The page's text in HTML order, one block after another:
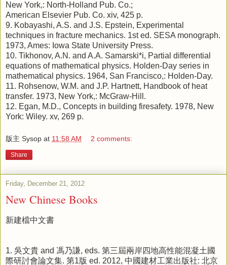
New York,: North-Holland Pub. Co.;
American Elsevier Pub. Co. xiv, 425 p.
9. Kobayashi, A.S. and J.S. Epstein, Experimental
techniques in fracture mechanics. 1st ed. SESA monograph.
1973, Ames: Iowa State University Press.
10. Tikhonov, A.N. and A.A. Samarski*i, Partial differential
equations of mathematical physics. Holden-Day series in
mathematical physics. 1964, San Francisco,: Holden-Day.
11. Rohsenow, W.M. and J.P. Hartnett, Handbook of heat
transfer. 1973, New York,: McGraw-Hill.
12. Egan, M.D., Concepts in building firesafety. 1978, New
York: Wiley. xv, 269 p.
版主 Sysop at 11:58 AM 2 comments:
Share
Friday, December 21, 2012
New Chinese Books
新建檔中文書
1. 吳文貴 and 馮乃謙, eds. 第三屆兩岸四地高性能混凝土國
際研討會論文集. 第1版 ed. 2012, 中國建材工業出版社: 北京